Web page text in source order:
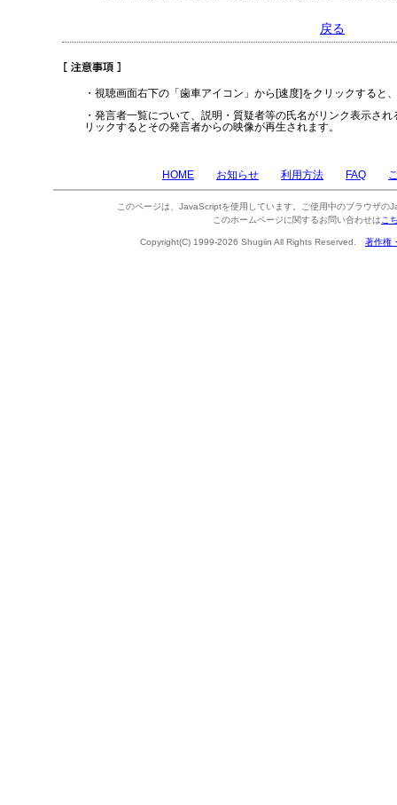
戻る
・視聴画面右下の「歯車アイコン」から[速度]をクリックすると
・発言者一覧について、説明・質疑者等の氏名がリンク表示さ
リックするとその発言者からの映像が再生されます。
HOME お知らせ 利用方法 FAQ
このページは、JavaScriptを使用しています。ご使用中のブラウザの
このホームページに関するお問い合わせは こ
Copyright(C) 1999-2026 Shugiin All Rights Reserved. 著作権